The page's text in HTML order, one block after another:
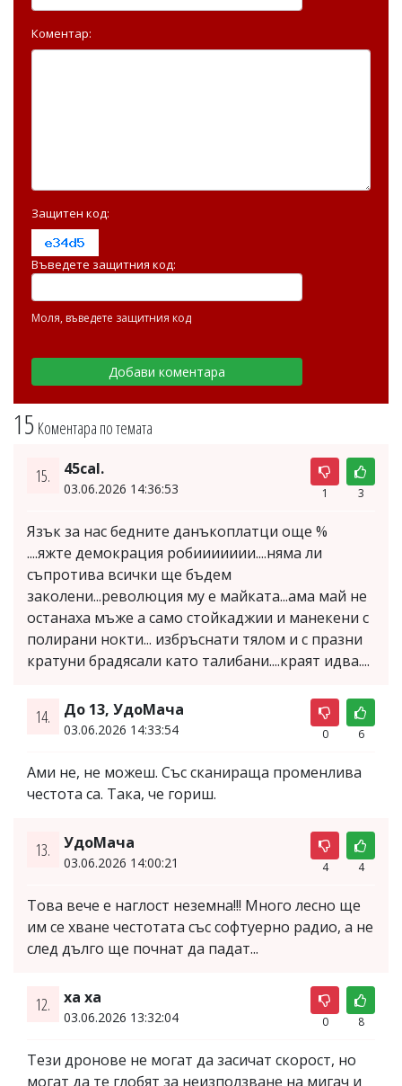
15 Коментара по темата
15. 45cal.
03.06.2026 14:36:53 1 3
Язък за нас бедните данъкоплатци още %
....яжте демокрация робиииииии....няма ли
съпротива всички ще бъдем
заколени...революция му е майката...ама май не
останаха мъже а само стойкаджии и манекени с
полирани нокти... избръснати тялом и с празни
кратуни брадясали като талибани....краят идва....
14. До 13, УдоМача
03.06.2026 14:33:54 0 6
Ами не, не можеш. Със сканираща променлива
честота са. Така, че гориш.
13. УдоМача
03.06.2026 14:00:21 4 4
Това вече е наглост неземна!!! Много лесно ще
им се хване честотата със софтуерно радио, а не
след дълго ще почнат да падат...
12. ха ха
03.06.2026 13:32:04 0 8
Тези дронове не могат да засичат скорост, но
могат да те глобят за неизползване на мигач и
Коментар:
Защитен код:
Въведете защитния код:
Моля, въведете защитния код